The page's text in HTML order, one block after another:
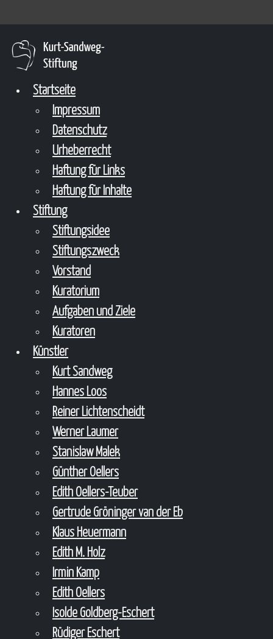
Startseite
Impressum
Datenschutz
Urheberrecht
Haftung für Links
Haftung für Inhalte
Stiftung
Stiftungsidee
Stiftungszweck
Vorstand
Kuratorium
Aufgaben und Ziele
Kuratoren
Künstler
Kurt Sandweg
Hannes Loos
Reiner Lichtenscheidt
Werner Laumer
Stanislaw Malek
Günther Oellers
Edith Oellers-Teuber
Gertrude Gröninger van der Eb
Klaus Heuermann
Edith M. Holz
Irmin Kamp
Edith Oellers
Isolde Goldberg-Eschert
Rüdiger Eschert